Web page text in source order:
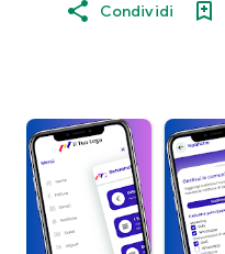
Condividi